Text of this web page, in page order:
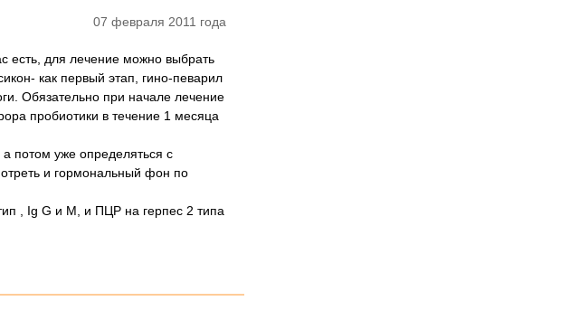
07 февраля 2011 года
есть, для лечение можно выбрать
как первый этап, гино-певарил
Обязательно при начале лечение
пробиотики в течение 1 месяца
а потом уже определяться с
и гормональный фон по
, Ig G и М, и ПЦР на герпес 2 типа